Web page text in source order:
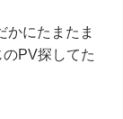
かにたまたま
PV探してた